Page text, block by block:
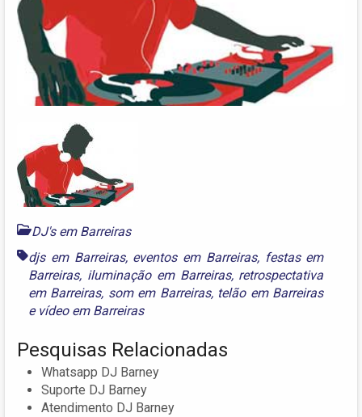
DJ's em Barreiras
djs em Barreiras, eventos em Barreiras, festas em
Barreiras, iluminação em Barreiras, retrospectativa
em Barreiras, som em Barreiras, telão em Barreiras
e vídeo em Barreiras
Pesquisas Relacionadas
Whatsapp DJ Barney
Suporte DJ Barney
Atendimento DJ Barney